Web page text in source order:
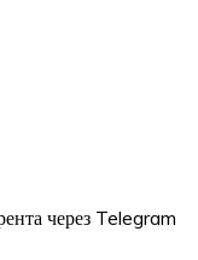
через Telegram